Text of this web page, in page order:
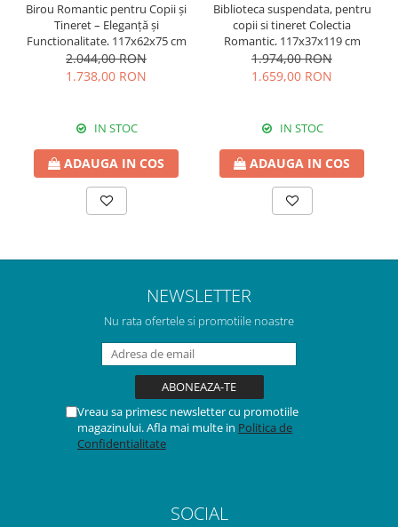
Birou Romantic pentru Copii și
Tineret – Eleganță și
Funcționalitate, 117x62x75 cm
2.044,00 RON
1.738,00 RON
IN STOC
ADAUGA IN COS
Biblioteca suspendata, pentru
copii si tineret Colectia
Romantic, 117x37x119 cm
1.974,00 RON
1.659,00 RON
IN STOC
ADAUGA IN COS
NEWSLETTER
Nu rata ofertele si promotiile noastre
Vreau sa primesc newsletter cu promotiile
magazinului. Afla mai multe in Politica de
Confidentialitate
SOCIAL